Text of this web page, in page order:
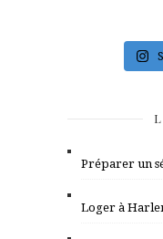
Préparer un
Loger à